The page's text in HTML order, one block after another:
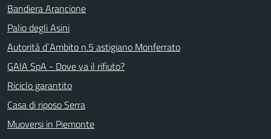
Bandiera Arancione
Palio degli Asini
Autorità d`Ambito n.5 astigiano Monferrato
GAIA SpA - Dove va il rifiuto?
Riciclo garantito
Casa di riposo Serra
Muoversi in Piemonte